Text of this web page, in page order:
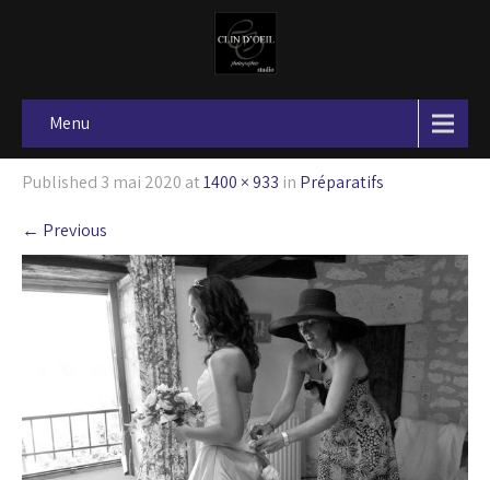
Menu
Published 3 mai 2020 at1400 × 933 in Préparatifs
← Previous